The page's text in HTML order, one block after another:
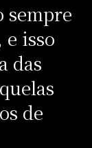
sempre
isso
das
de